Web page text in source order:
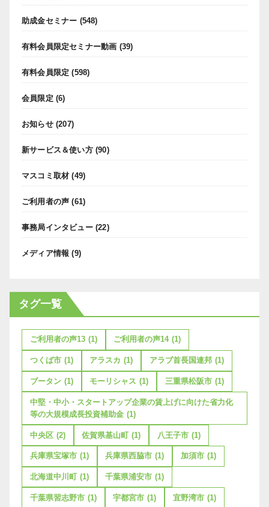
助成金セミナー (548)
有料会員限定セミナー動画 (39)
有料会員限定 (598)
会員限定 (6)
お知らせ(207)
新サービス＆使い方(90)
マスコミ取材 (49)
ご利用者の声 (61)
事務局インタビュー(22)
メディア情報 (9)
タグ一覧
ご利用者の声13 (1) ご利用者の声14 (1)
つくば市 (1) アラスカ (1) アラブ首長国連邦 (1)
ブータン (1) モーリシャス (1) 三重県松阪市 (1)
中堅・中小・スタートアップ企業の賃上げに向けた省力化
等の大規模成長投資補助金 (1)
中央区 (2) 佐賀県基山町 (1) 八王子市 (1)
兵庫県宝塚市 (1) 兵庫県西脇市 (1) 加須市 (1)
北海道中川町 (1) 千葉県浦安市 (1)
千葉県習志野市 (1) 宇都宮市 (1) 宜野湾市 (1)